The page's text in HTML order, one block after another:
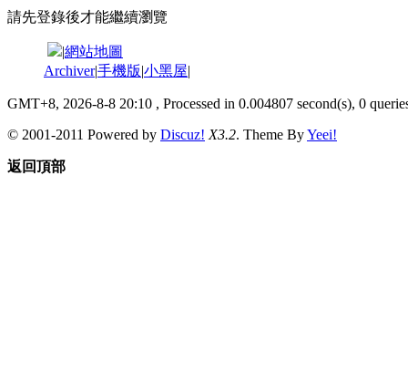
請先登錄後才能繼續瀏覽
|網站地圖
Archiver|手機版|小黑屋|
GMT+8, 2026-8-8 20:10 , Processed in 0.004807 second(s), 0
© 2001-2011 Powered by Discuz! X3.2. Theme ByYeei!
返回頂部